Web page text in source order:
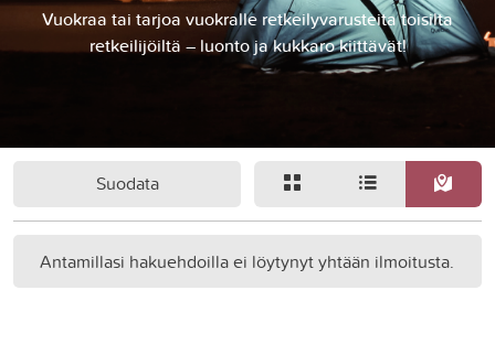
Vuokraa tai tarjoa vuokralle retkeilyvarusteita toisilta
retkeilijöiltä – luonto ja kukkaro kiittävät!
Suodata
Antamillasi hakuehdoilla ei löytynyt yhtään ilmoitusta.